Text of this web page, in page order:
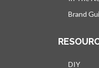
Brand
DIY